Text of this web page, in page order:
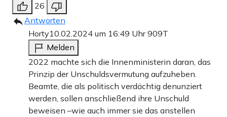
26
Antworten
Horty10.02.2024 um 16:49 Uhr909T
Melden
2022 machte sich die Innenministerin daran, das
Prinzip der Unschuldsvermutung aufzuheben.
Beamte, die als politisch verdächtig denunziert
werden, sollen anschließend ihre Unschuld
beweisen –wie auch immer sie das anstellen